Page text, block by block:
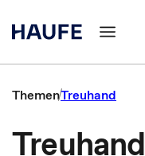
ThemenTreuhand
Treuhand